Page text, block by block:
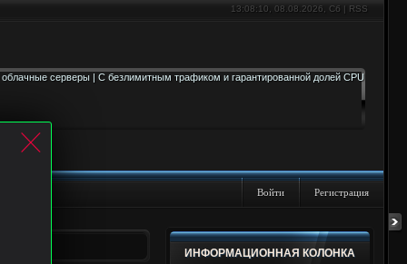
13:08:11 , 08.08.2026, Сб | RSS
Войти Регистрация
ИНФОРМАЦИОННАЯ КОЛОНКА